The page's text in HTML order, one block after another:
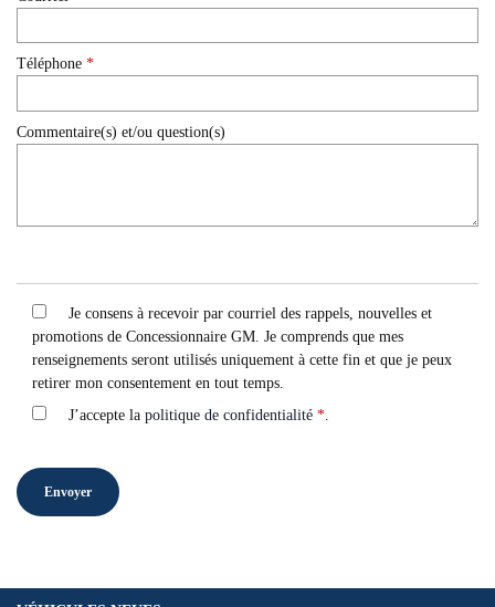
Téléphone *
Commentaire(s) et/ou question(s)
Je consens à recevoir par courriel des rappels, nouvelles et
promotions de Concessionnaire GM. Je comprends que mes
renseignements seront utilisés uniquement à cette fin et que je peux
retirer mon consentement en tout temps.
J’accepte la politique de confidentialité *